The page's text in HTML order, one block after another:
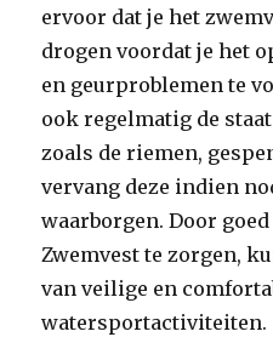
ervoor dat je het
drogen voordat je het
en geurproblemen te
ook regelmatig de
zoals de riemen,
vervang deze indien
waarborgen. Door
Zwemvest te zorgen,
van veilige en
watersportactiviteiten.